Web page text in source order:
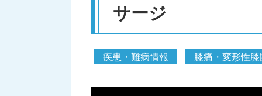
サージ
疾患・難病情報 膝痛・変形性